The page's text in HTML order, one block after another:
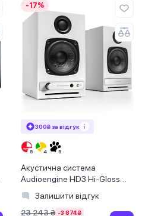
-17%
300₴ за відгук
Акустична система
Audioengine HD3 Hi-Gloss
White
Залишити відгук
23 243 ₴ -3 874 ₴